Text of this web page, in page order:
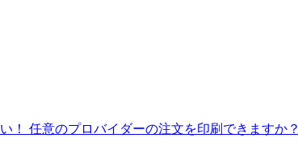
！ 任意のプロバイダーの注文を印刷できますか？